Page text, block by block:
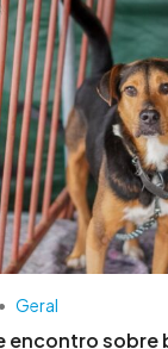
• Geral
encontro sobre